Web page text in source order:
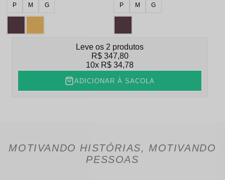
P M G P M G
Leve os 2 produtos
R$ 347,80
10x R$ 34,78
ADICIONAR À SACOLA
MOTIVANDO HISTÓRIAS, MOTIVANDO
PESSOAS